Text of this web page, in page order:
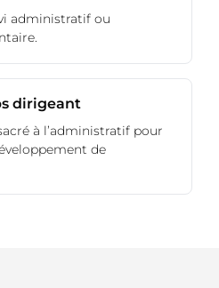
administratif ou
dirigeant
à l’administratif pour
de